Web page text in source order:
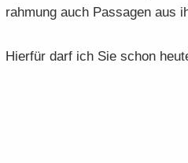
rah­mung auch Pas­sa­gen aus
Hier­für darf ich Sie schon